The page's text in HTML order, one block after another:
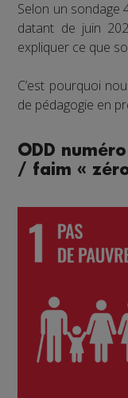
Selon un sondage
datant de juin
expliquer ce que
C’est pourquoi
de pédagogie en
ODD
/ faim «